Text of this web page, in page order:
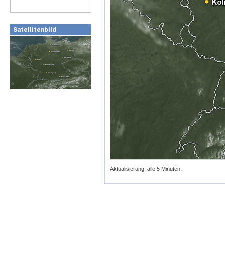
Satellitenbild
Aktualisierung: alle 5 Minuten.